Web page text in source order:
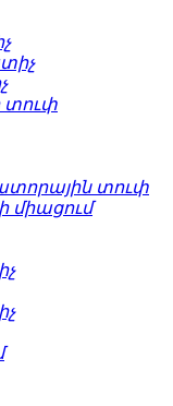
տուփ
տուփ
միացում